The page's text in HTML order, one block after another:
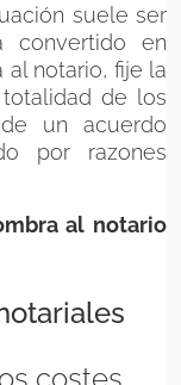
suele ser
convertido en
notario, fije la
de los
un acuerdo
por razones
al notario
costes